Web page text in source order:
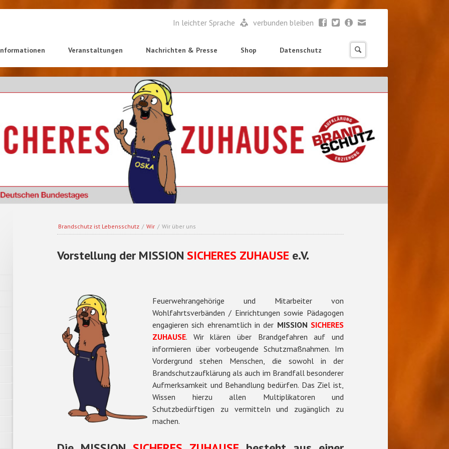
Veranstaltungen Nachrichten & Presse Shop Datenschutz
In leichter Sprache verbunden bleiben
Brandschutz ist Lebensschutz / Wir / Wir über uns
Vorstellung der MISSION SICHERES ZUHAUSE e.V.
Feuerwehrangehörige und Mitarbeiter von
Wohlfahrtsverbänden / Einrichtungen sowie Pädagogen
engagieren sich ehrenamtlich in der MISSION SICHERES
ZUHAUSE. Wir klären über Brandgefahren auf und
informieren über vorbeugende Schutzmaßnahmen. Im
Vordergrund stehen Menschen, die sowohl in der
Brandschutzaufklärung als auch im Brandfall besonderer
Aufmerksamkeit und Behandlung bedürfen. Das Ziel ist,
Wissen hierzu allen Multiplikatoren und
Schutzbedürftigen zu vermitteln und zugänglich zu
machen.